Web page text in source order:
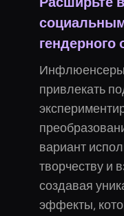
Инфлюенсеры
привлекать
вариант
творчеству и
создавая
эффекты,